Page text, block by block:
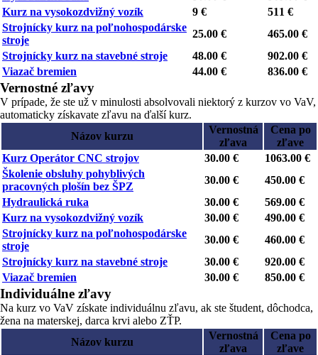
Kurz na vysokozdvižný vozík
9 €
511 €
Strojnícky kurz na poľnohospodárske
stroje
25.00 €
465.00 €
Strojnícky kurz na stavebné stroje
48.00 €
902.00 €
Viazač bremien
44.00 € 836.00 €
Vernostné zľavy
V prípade, že ste už v minulosti absolvovali niektorý z kurzov vo VaV,
automaticky získavate zľavu na ďalší kurz.
Názov kurzu
Vernostná
zľava
Cena po
zľave
Kurz Operátor CNC strojov
30.00 €
1063.00 €
Školenie obsluhy pohyblivých
pracovných plošín bez ŠPZ
30.00 €
450.00 €
Hydraulická ruka
30.00 €
569.00 €
Kurz na vysokozdvižný vozík
30.00 €
490.00 €
Strojnícky kurz na poľnohospodárske
stroje
30.00 €
460.00 €
Strojnícky kurz na stavebné stroje
30.00 €
920.00 €
Viazač bremien
30.00 € 850.00 €
Individuálne zľavy
Na kurz vo VaV získate individuálnu zľavu, ak ste študent, dôchodca,
žena na materskej, darca krvi alebo ZŤP.
Názov kurzu
Vernostná
zľava
Cena po
zľave